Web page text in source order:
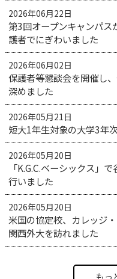
2026年06月22日
第3回オープンキャンパ
護者でにぎわいました
2026年06月02日
保護者等懇談会を開催し
深めました
2026年05月21日
短大1年生対象の大学3年
2026年05月20日
「K.G.C.ベーシックス」
行いました
2026年05月20日
米国の協定校、カレッジ
関西外大を訪れました